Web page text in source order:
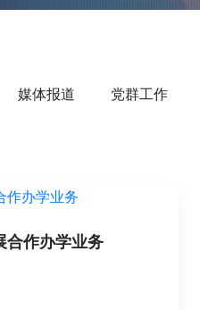
媒体报道 党群工作
合作办学业务